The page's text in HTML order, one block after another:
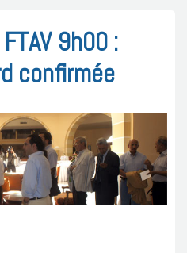
9h00 :
confirmée